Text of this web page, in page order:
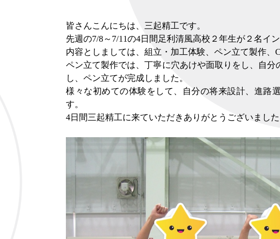
皆さんこんにちは、三起精工です。
先週の7/8～7/11の4日間足利清風高校２年生が２名イ
内容としましては、組立・加工体験、ペン立て製作
ペン立て製作では、丁寧に穴あけや面取りをし、自
し、ペン立てが完成しました。
様々な初めての体験をして、自分の将来設計、進路
す。
4日間三起精工に来ていただきありがとうございまし